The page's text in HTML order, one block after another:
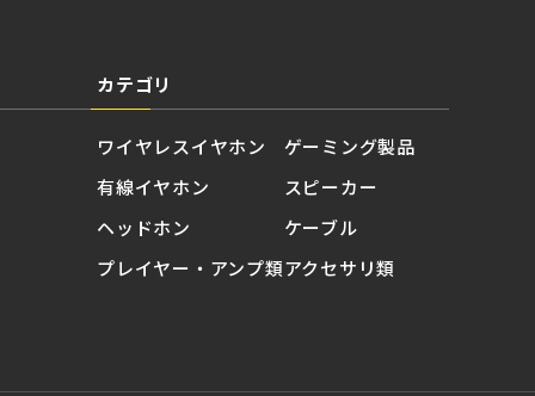
カテゴリ
ワイヤレスイヤホン
有線イヤホン
ヘッドホン
プレイヤー・アンプ類
ゲーミング製品
スピーカー
ケーブル
アクセサリ類